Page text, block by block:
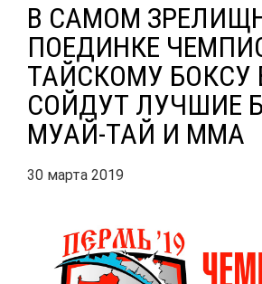
В САМОМ
ПОЕДИНКЕ
ТАЙСКОМУ БОКСУ
СОЙДУТ ЛУЧШИЕ
МУАЙ-ТАЙ И MMA
30 марта 2019